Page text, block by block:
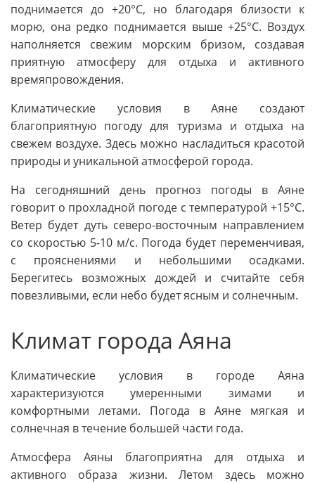
поднимается до +20°C, но благодаря близости к
морю, она редко поднимается выше +25°C. Воздух
наполняется свежим морским бризом, создавая
приятную атмосферу для отдыха и активного
времяпровождения.
Климатические условия в Аяне создают
благоприятную погоду для туризма и отдыха на
свежем воздухе. Здесь можно насладиться красотой
природы и уникальной атмосферой города.
На сегодняшний день прогноз погоды в Аяне
говорит о прохладной погоде с температурой +15°C.
Ветер будет дуть северо-восточным направлением
со скоростью 5-10 м/с. Погода будет переменчивая,
с прояснениями и небольшими осадками.
Берегитесь возможных дождей и считайте себя
повезливыми, если небо будет ясным и солнечным.
Климат города Аяна
Климатические условия в городе Аяна
характеризуются умеренными зимами и
комфортными летами. Погода в Аяне мягкая и
солнечная в течение большей части года.
Атмосфера Аяны благоприятна для отдыха и
активного образа жизни. Летом здесь можно